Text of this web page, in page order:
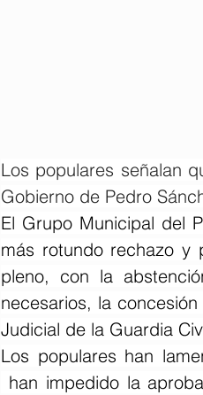
Los populares señalan
Gobierno de Pedro
El Grupo Municipal del
más rotundo rechazo y
pleno, con la
necesarios, la
Judicial de la Guardia
Los populares han
han impedido la